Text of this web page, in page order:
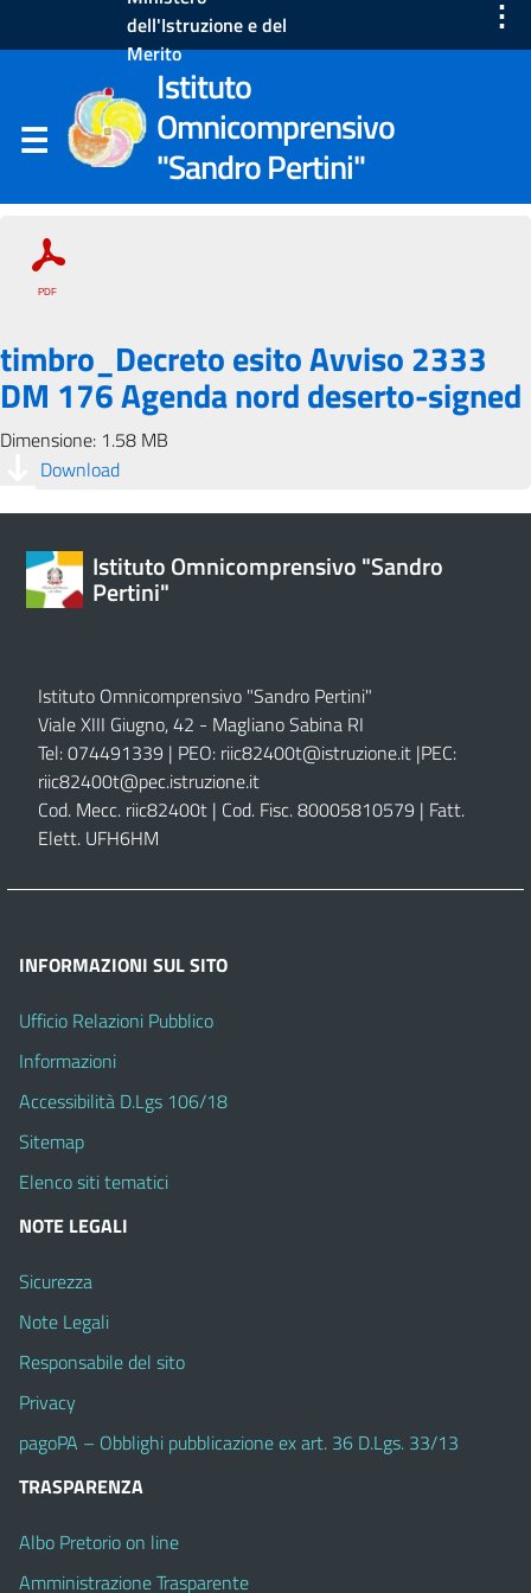
dell'Istruzione e del
Merito
⋮
Istituto
Omnicomprensivo
"Sandro Pertini"
timbro_Decreto esito Avviso 2333
DM 176 Agenda nord deserto-signed
Dimensione: 1.58 MB
Download
Istituto Omnicomprensivo "Sandro
Pertini"
Istituto Omnicomprensivo "Sandro Pertini"
Viale XIII Giugno, 42 - Magliano Sabina RI
Tel: 074491339 | PEO: riic82400t@istruzione.it |PEC:
riic82400t@pec.istruzione.it
Cod. Mecc. riic82400t | Cod. Fisc. 80005810579 | Fatt.
Elett. UFH6HM
INFORMAZIONI SUL SITO
Ufficio Relazioni Pubblico
Informazioni
Accessibilità D.Lgs 106/18
Sitemap
Elenco siti tematici
NOTE LEGALI
Sicurezza
Note Legali
Responsabile del sito
Privacy
pagoPA – Obblighi pubblicazione ex art. 36 D.Lgs. 33/13
TRASPARENZA
Albo Pretorio on line
Amministrazione Trasparente